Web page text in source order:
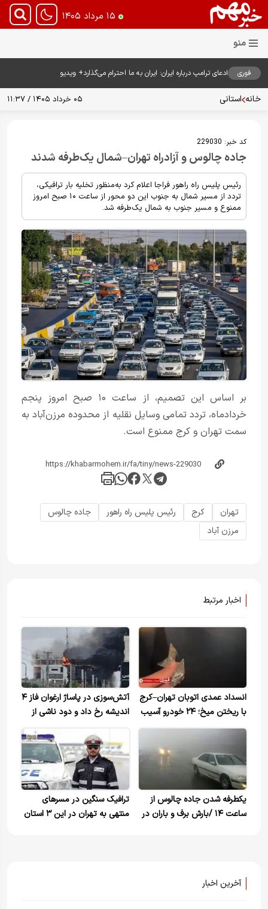
۱۵ مرداد ۱۴۰۵
فوری ادعای ترامپ درباره ایران: ایران به ما احترام می‌گذارد+ ویدیو
خانه استانی ۰۵ خرداد ۱۴۰۵ / ۱۱:۳۷
کد خبر: 229030
جاده چالوس و آزادراه تهران–شمال یک‌طرفه شدند
رئیس پلیس راه راهور فراجا اعلام کرد به‌منظور تخلیه بار ترافیکی،
تردد از مسیر شمال به جنوب این دو محور از ساعت ۱۰ صبح امروز
ممنوع و مسیر جنوب به شمال یک‌طرفه شد.
بر اساس این تصمیم، از ساعت ۱۰ صبح امروز پنجم
خردادماه، تردد تمامی وسایل نقلیه از محدوده مرزن‌آباد به
سمت تهران و کرج ممنوع است.
تهران کرج رئیس پلیس راه راهور
جاده چالوس
مرزن آباد
اخبار مرتبط
انسداد عمدی اتوبان تهران–کرج
با ریختن میخ؛ ۲۴ خودرو آسیب
دیدند
آتش‌سوزی در پاساژ ارغوان فاز ۴
اندیشه رخ داد و دود ناشی از
کرج قابل مشاهده است.
یکطرفه شدن جاده چالوس از
ساعت ۱۴ /بارش برف و باران در
ترافیک سنگین در مسرهای
منتهی به تهران در این ۳ استان
آخرین اخبار